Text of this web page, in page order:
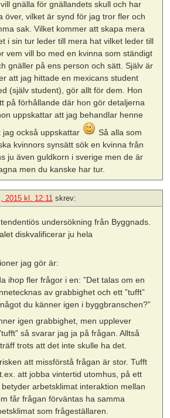
gnälla för gnällandets skull och har
över, vilket är synd för jag tror fler och
sak. Vilket kommer att skapa mera
i sin tur leder till mera hat vilket leder till
vem vill bo med en kvinna som ständigt
gnäller på ens person och sätt. Själv är
att jag hittade en mexicans student
(själv student), gör allt för dem. Hon
på förhållande där hon gör detaljerna
uppskattar att jag behandlar henne
också uppskattar
Så alla som
kvinnors synsätt sök en kvinna från
ju även guldkorn i sverige men de är
men du kanske har tur.
2015 kl. 12:11 skrev:
undersökning från Byggnads.
diskvalificerar ju hela
jag gör är:
ihop fler frågor i en: ”Det talas om en
av grabbighet och ett ”tufft”
du känner igen i byggbranschen?”
igen grabbighet, men upplever
så svarar jag ja på frågan. Alltså
trots att det inte skulle ha det.
att missförstå frågan är stor. Tufft
att jobba vintertid utomhus, på ett
arbetsklimat interaktion mellan
får frågan förväntas ha samma
som frågeställaren.